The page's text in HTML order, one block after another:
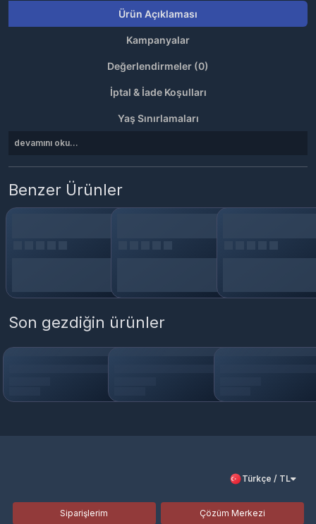
Ürün Açıklaması
Kampanyalar
Değerlendirmeler (0)
İptal & İade Koşulları
Yaş Sınırlamaları
devamını oku...
Benzer Ürünler
Son gezdiğin ürünler
Türkçe / TL
Siparişlerim Çözüm Merkezi